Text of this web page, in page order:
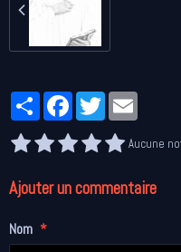
PartagerFacebookTwitter
Aucune
Ajouter un commentaire
Nom